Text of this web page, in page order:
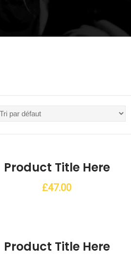
Product Title Here
£47.00
Product Title Here